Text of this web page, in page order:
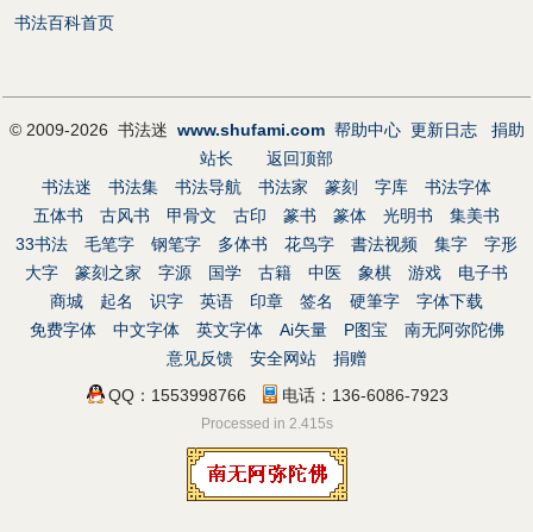
书法百科首页
© 2009-2026 书法迷 www.shufami.com 帮助中心 更新日志
捐助
站长
返回顶部
书法迷
书法集 书法导航 书法家 篆刻 字库
书法字体
五体书
古风书 甲骨文 古印 篆书 篆体 光明书
集美书
33书法
毛笔字 钢笔字 多体书 花鸟字 書法视频 集字
字形
大字
篆刻之家 字源 国学 古籍 中医 象棋 游戏
电子书
商城
起名 识字 英语 印章 签名 硬筆字
字体下载
免费字体
中文字体 英文字体 Ai矢量 P图宝
南无阿弥陀佛
意见反馈
安全网站
捐赠
QQ：1553998766
电话：136-6086-7923
Processed in 2.415s